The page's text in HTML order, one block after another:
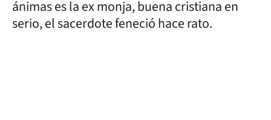
ánimas es la ex monja, buena cristiana en
serio, el sacerdote feneció hace rato.